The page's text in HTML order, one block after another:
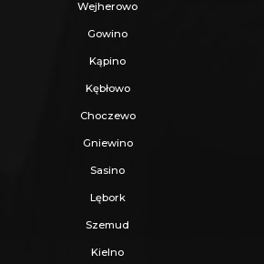
Wejherowo
Gowino
Kąpino
Kębłowo
Choczewo
Gniewino
Sasino
Lębork
Szemud
Kielno